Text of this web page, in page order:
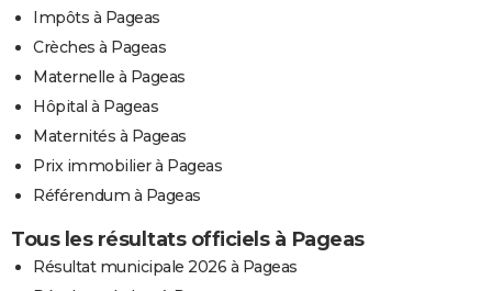
Impôts à Pageas
Crèches à Pageas
Maternelle à Pageas
Hôpital à Pageas
Maternités à Pageas
Prix immobilier à Pageas
Référendum à Pageas
Tous les résultats officiels à Pageas
Résultat municipale 2026 à Pageas